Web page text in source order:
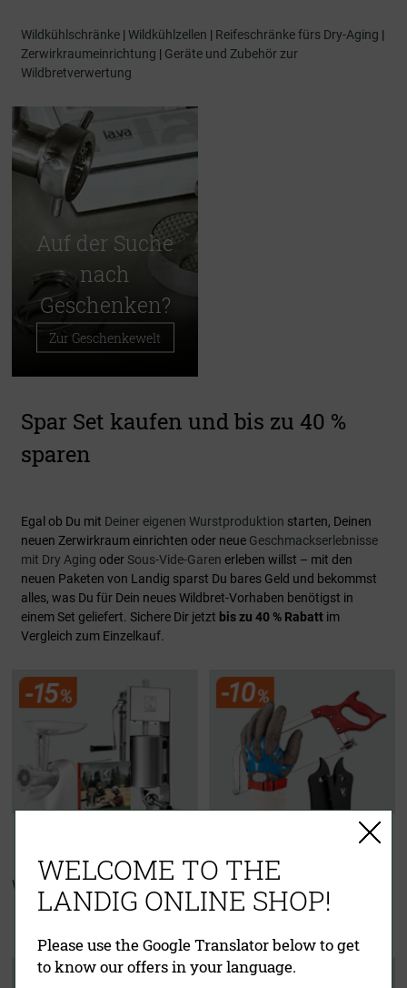
Wildkühlschränke | Wildkühlzellen | Reifeschränke fürs Dry-Aging |
Zerwirkraumeinrichtung | Geräte und Zubehör zur
Wildbretverwertung
Auf der Suche
nach
Geschenken?
Zur Geschenkewelt
Spar Set kaufen und bis zu 40 %
sparen
Egal ob Du mit Deiner eigenen Wurstproduktion starten, Deinen
neuen Zerwirkraum einrichten oder neue Geschmackserlebnisse
mit Dry Aging oderSous-Vide-Garen erleben willst – mit den
neuen Paketen von Landig sparst Du bares Geld und bekommst
alles, was Du für Dein neues Wildbret-Vorhaben benötigst in
einem Set geliefert. Sichere Dir jetzt bis zu 40 % Rabatt im
Vergleich zum Einzelkauf.
Wurster Starter Set
Zerwirkset
"Für echte Jäger"
WELCOME TO THE
LANDIG ONLINE SHOP!
Please use the Google Translator below to get
to know our offers in your language.